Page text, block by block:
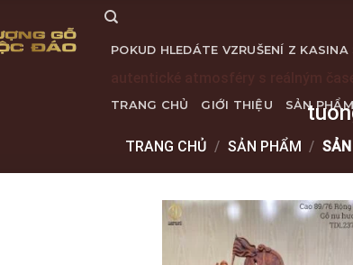
POKUD HLEDÁTE VZRUŠENÍ Z
TRANG CHỦ GIỚI THIỆU SẢN PHẨM
TRANG CHỦ / SẢN PHẨM /